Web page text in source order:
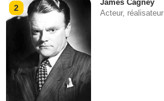
2
James Cagney
Acteur, réalisateur